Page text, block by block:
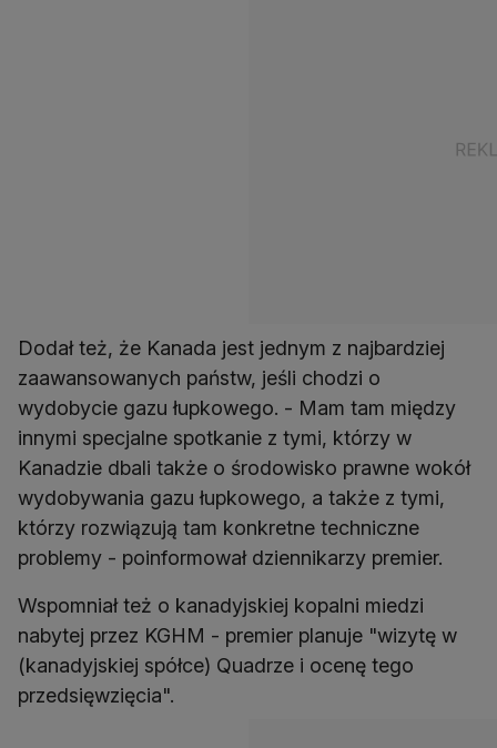
Dodał też, że Kanada jest jednym z najbardziej
zaawansowanych państw, jeśli chodzi o
wydobycie gazu łupkowego. - Mam tam między
innymi specjalne spotkanie z tymi, którzy w
Kanadzie dbali także o środowisko prawne wokół
wydobywania gazu łupkowego, a także z tymi,
którzy rozwiązują tam konkretne techniczne
problemy - poinformował dziennikarzy premier.
Wspomniał też o kanadyjskiej kopalni miedzi
nabytej przez KGHM - premier planuje "wizytę w
(kanadyjskiej spółce) Quadrze i ocenę tego
przedsięwzięcia".